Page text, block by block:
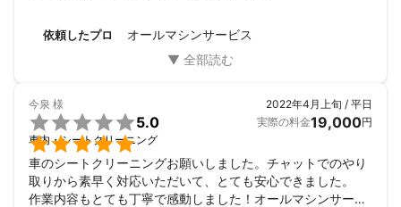
ありがとうございました。
依頼したプロ オールマシンサービス
今泉 様


5.0
車内・シートクリーニング
2022年4月上旬 / 平日
実際の料金19,000円
車のシートクリーニングお願いしました。チャットでのやり
取りから素早く対応いただいて、とても安心できました。
作業内容もとても丁寧で感動しました！オールマシンサービ